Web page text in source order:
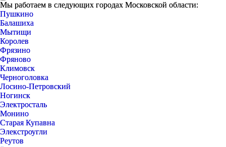
Мы работаем в следующих городах Московской области:
Пушкино
Балашиха
Мытищи
Королев
Фрязино
Фряново
Климовск
Черноголовка
Лосино-Петровский
Ногинск
Электросталь
Монино
Старая Купавна
Элекстроугли
Реутов